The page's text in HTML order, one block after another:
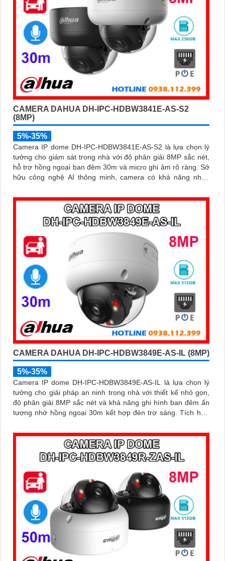
CAMERA DAHUA DH-IPC-HDBW3841E-AS-S2
(8MP)
5%-35%
Camera IP dome DH-IPC-HDBW3841E-AS-S2 là lựa chọn lý
tưởng cho giám sát trong nhà với độ phân giải 8MP sắc nét,
hỗ trợ hồng ngoại ban đêm 30m và micro ghi âm rõ ràng. Sở
hữu công nghệ AI thông minh, camera có khả năng nhận
tăng độ chính xác trong cảnh báo an ninh
CAMERA DAHUA DH-IPC-HDBW3849E-AS-IL (8MP)
5%-35%
Camera IP dome DH-IPC-HDBW3849E-AS-IL là lựa chọn lý
tưởng cho giải pháp an ninh trong nhà với thiết kế nhỏ gọn,
độ phân giải 8MP sắc nét và khả năng ghi hình ban đêm ấn
tượng nhờ hồng ngoại 30m kết hợp đèn trợ sáng. Tích hợp
thông minh giúp phân biệt chính xác người và phương tiện hỗ
trợ POE, giảm thiểu báo động giả hiệu quả